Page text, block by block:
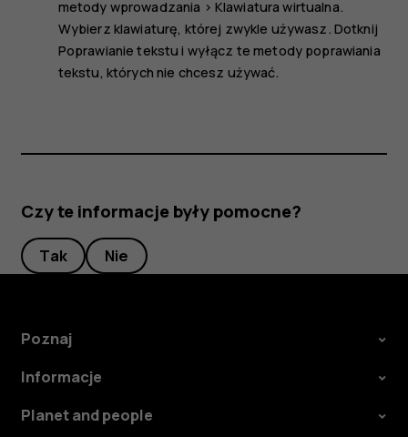
metody wprowadzania > Klawiatura wirtualna.
Wybierz klawiaturę, której zwykle używasz. Dotknij
Poprawianie tekstu i wyłącz te metody poprawiania
tekstu, których nie chcesz używać.
Czy te informacje były pomocne?
Tak Nie
Poznaj
Informacje
Planet and people